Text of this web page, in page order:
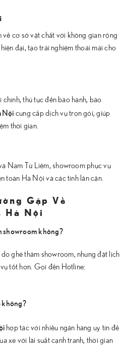
về cơ sở vật chất với không gian rộng
đại, tạo trải nghiệm thoải mái cho
chính, thủ tục đến bảo hành, bảo
Nội cung cấp dịch vụ trọn gói, giúp
thời gian.
Nam Từ Liêm, showroom phục vụ
toàn Hà Nội và các tỉnh lân cận.
Gặp Về
Hà Nội
showroom không?
ghé thăm showroom, nhưng đặt lịch
tốt hơn. Gọi đến Hotline:
không?
hợp tác với nhiều ngân hàng uy tín để
xe với lãi suất cạnh tranh, thời gian